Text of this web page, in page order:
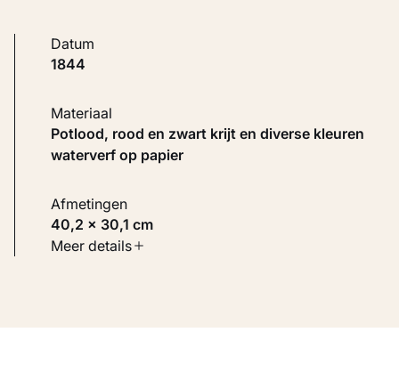
Datum
1844
Materiaal
Potlood, rood en zwart krijt en diverse kleuren
waterverf op papier
Afmetingen
40,2 × 30,1 cm
Soort werk
Meer details